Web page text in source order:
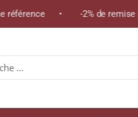
• -2% de remise